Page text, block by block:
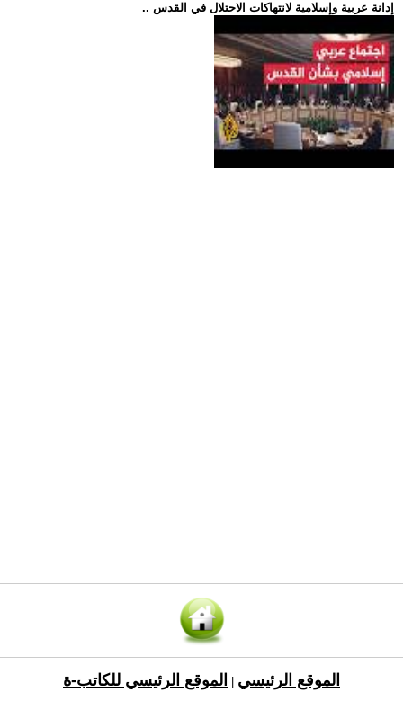
.. إدانة عربية وإسلامية لانتهاكات الاحتلال في القدس
الموقع الرئيسي الموقع الرئيسي للكاتب-ة